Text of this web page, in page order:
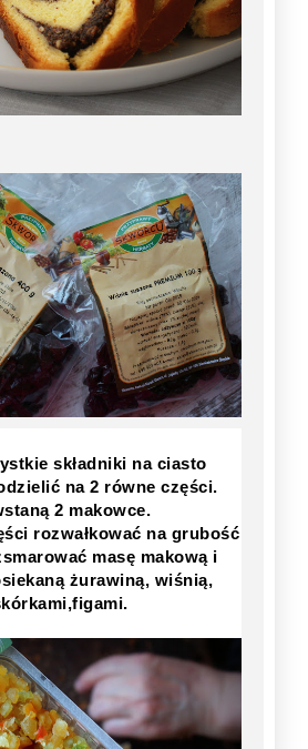
składniki na ciasto
na 2 równe części.
2 makowce.
rozwałkować na grubość
masę makową i
żurawiną, wiśnią,